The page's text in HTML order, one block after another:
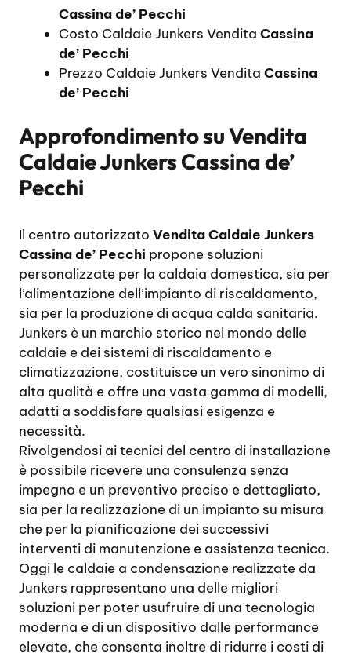
Cassina de’ Pecchi
Costo Caldaie Junkers Vendita Cassina
de’ Pecchi
Prezzo Caldaie Junkers Vendita Cassina
de’ Pecchi
Approfondimento suVendita
Caldaie Junkers Cassina de’
Pecchi
Il centro autorizzato Vendita Caldaie Junkers
Cassina de’ Pecchi propone soluzioni
personalizzate per la caldaia domestica, sia per
l’alimentazione dell’impianto di riscaldamento,
sia per la produzione di acqua calda sanitaria.
Junkers è un marchio storico nel mondo delle
caldaie e dei sistemi di riscaldamento e
climatizzazione, costituisce un vero sinonimo di
alta qualità e offre una vasta gamma di modelli,
adatti a soddisfare qualsiasi esigenza e
necessità.
Rivolgendosi ai tecnici del centro di installazione
è possibile ricevere una consulenza senza
impegno e un preventivo preciso e dettagliato,
sia per la realizzazione di un impianto su misura
che per la pianificazione dei successivi
interventi di manutenzione e assistenza tecnica.
Oggi le caldaie a condensazione realizzate da
Junkers rappresentano una delle migliori
soluzioni per poter usufruire di una tecnologia
moderna e di un dispositivo dalle performance
elevate, che consenta inoltre di ridurre i costi di